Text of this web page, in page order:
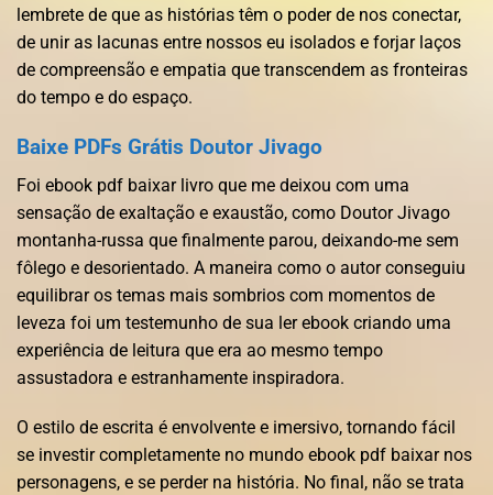
lembrete de que as histórias têm o poder de nos conectar,
de unir as lacunas entre nossos eu isolados e forjar laços
de compreensão e empatia que transcendem as fronteiras
do tempo e do espaço.
Baixe PDFs Grátis Doutor Jivago
Foi ebook pdf baixar livro que me deixou com uma
sensação de exaltação e exaustão, como Doutor Jivago
montanha-russa que finalmente parou, deixando-me sem
fôlego e desorientado. A maneira como o autor conseguiu
equilibrar os temas mais sombrios com momentos de
leveza foi um testemunho de sua ler ebook criando uma
experiência de leitura que era ao mesmo tempo
assustadora e estranhamente inspiradora.
O estilo de escrita é envolvente e imersivo, tornando fácil
se investir completamente no mundo ebook pdf baixar nos
personagens, e se perder na história. No final, não se trata